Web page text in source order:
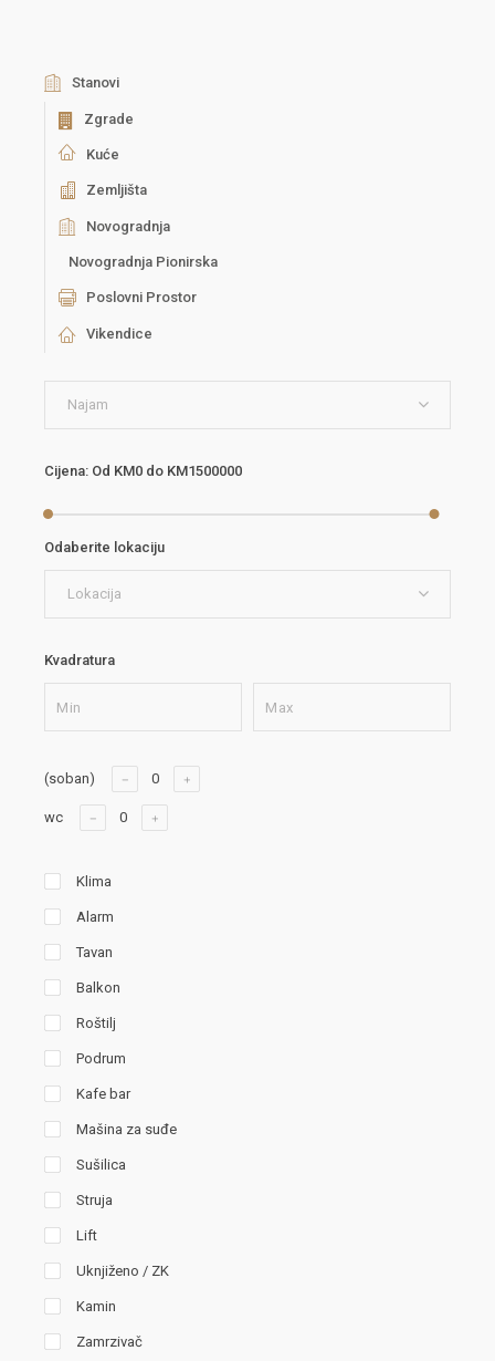
Stanovi
Zgrade
Kuće
Zemljišta
Novogradnja
Novogradnja Pionirska
Poslovni Prostor
Vikendice
Najam
Cijena: Od KM0 do KM1500000
Odaberite lokaciju
Lokacija
Kvadratura
(soban)
wc
Klima
Alarm
Tavan
Balkon
Roštilj
Podrum
Kafe bar
Mašina za suđe
Sušilica
Struja
Lift
Uknjiženo / ZK
Kamin
Zamrzivač